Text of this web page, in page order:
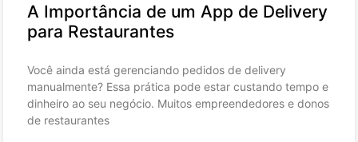
A Importância de um App de Delivery
para Restaurantes
Você ainda está gerenciando pedidos de delivery
manualmente? Essa prática pode estar custando tempo e
dinheiro ao seu negócio. Muitos empreendedores e donos
de restaurantes